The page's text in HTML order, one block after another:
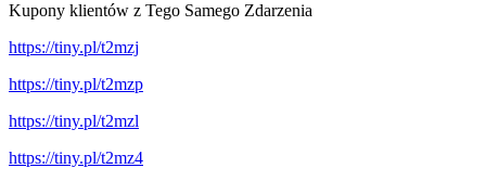
Kupony klientów z Tego Samego Zdarzenia
https://tiny.pl/t2mzj
https://tiny.pl/t2mzp
https://tiny.pl/t2mzl
https://tiny.pl/t2mz4